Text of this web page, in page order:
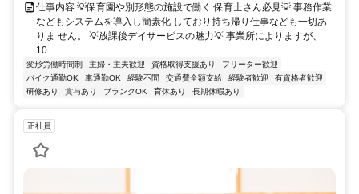
仕事内容 💡保育園や別形態の施設で働く 保育士さん必見💡 事務作業
などもシステムを導入し簡素化 しており持ち帰り仕事なども一切あ
りま せん。 💡放課後デイサービスの魅力💡 事業所によりますが、
10...
変形労働時間制 主婦・主夫歓迎 資格取得支援あり
フリーター歓迎
バイク通勤OK
車通勤OK 経験不問 交通費全額支給 経験者歓迎
有資格者歓迎
研修あり
賞与あり ブランクOK 育休あり 長期休暇あり
正社員